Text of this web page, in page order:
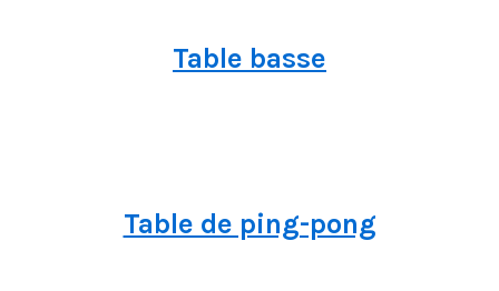
Table basse
Table de ping-pong